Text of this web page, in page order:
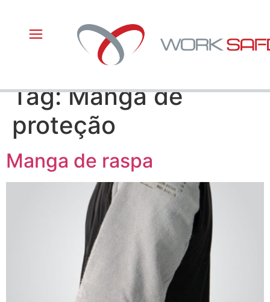
Tag:Manga de
proteção
Manga de raspa